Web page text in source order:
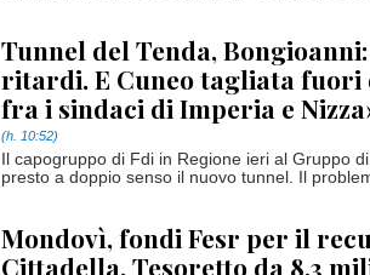
Tunnel del Tenda,
ritardi. E Cuneo tagliata fuori
fra i sindaci di Imperia e
(h. 10:52)
Il capogruppo di Fdi in Regione ieri al Gruppo
presto a doppio senso il nuovo tunnel. Il
Mondovì, fondi Fesr per il
Cittadella. Tesoretto da 8,3